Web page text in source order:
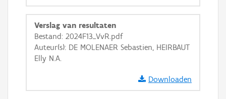
Verslag van resultaten
Bestand: 2024F13_VvR.pdf
Auteur(s): DE MOLENAER Sebastien, HEIRBAUT
Elly N.A.
Downloaden